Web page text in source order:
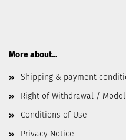
More about...
Shipping & payment
Right of Withdrawal /
Conditions of Use
Privacy Notice